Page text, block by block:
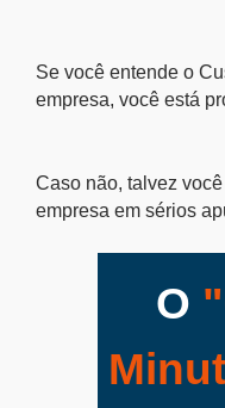
Se você entende o
empresa, você está
Caso não, talvez
empresa em sérios
O